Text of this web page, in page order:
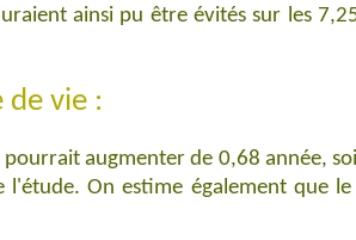
ainsi pu être évités sur les
de vie :
augmenter de 0,68 année,
On estime également que